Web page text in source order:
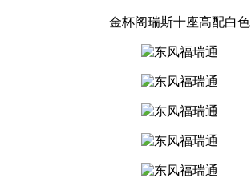
金杯阁瑞斯十座高配白色